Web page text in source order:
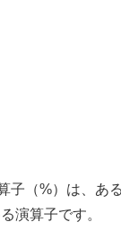
子（%）は、あ
演算子です。